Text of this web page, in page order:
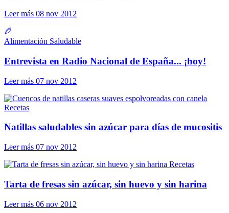
Leer más 08 nov 2012
Alimentación Saludable
Entrevista en Radio Nacional de España... ¡hoy!
Leer más 07 nov 2012
Recetas
Natillas saludables sin azúcar para días de mucositis
Leer más 07 nov 2012
Recetas
Tarta de fresas sin azúcar, sin huevo y sin harina
Leer más 06 nov 2012